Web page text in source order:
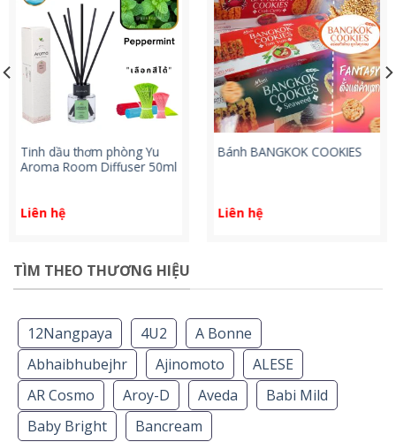
Tinh dầu thơm phòng Yu
Aroma Room Diffuser 50ml
Liên hệ
Bánh BANGKOK COOKIES
Liên hệ
TÌM THEO THƯƠNG HIỆU
12Nangpaya 4U2
A Bonne
Abhaibhubejhr
Ajinomoto
ALESE
AR Cosmo
Aroy-D Aveda
Babi Mild
Baby Bright
Bancream